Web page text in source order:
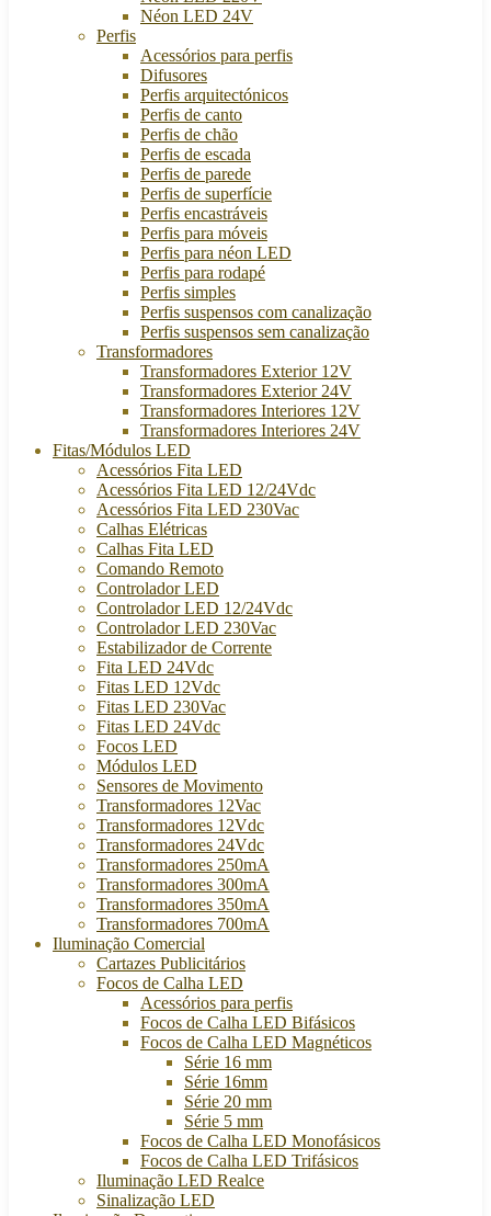
Néon LED 24V
Perfis
Acessórios para perfis
Difusores
Perfis arquitectónicos
Perfis de canto
Perfis de chão
Perfis de escada
Perfis de parede
Perfis de superfície
Perfis encastráveis
Perfis para móveis
Perfis para néon LED
Perfis para rodapé
Perfis simples
Perfis suspensos com canalização
Perfis suspensos sem canalização
Transformadores
Transformadores Exterior 12V
Transformadores Exterior 24V
Transformadores Interiores 12V
Transformadores Interiores 24V
Fitas/Módulos LED
Acessórios Fita LED
Acessórios Fita LED 12/24Vdc
Acessórios Fita LED 230Vac
Calhas Elétricas
Calhas Fita LED
Comando Remoto
Controlador LED
Controlador LED 12/24Vdc
Controlador LED 230Vac
Estabilizador de Corrente
Fita LED 24Vdc
Fitas LED 12Vdc
Fitas LED 230Vac
Fitas LED 24Vdc
Focos LED
Módulos LED
Sensores de Movimento
Transformadores 12Vac
Transformadores 12Vdc
Transformadores 24Vdc
Transformadores 250mA
Transformadores 300mA
Transformadores 350mA
Transformadores 700mA
Iluminação Comercial
Cartazes Publicitários
Focos de Calha LED
Acessórios para perfis
Focos de Calha LED Bifásicos
Focos de Calha LED Magnéticos
Série 16 mm
Série 16mm
Série 20 mm
Série 5 mm
Focos de Calha LED Monofásicos
Focos de Calha LED Trifásicos
Iluminação LED Realce
Sinalização LED